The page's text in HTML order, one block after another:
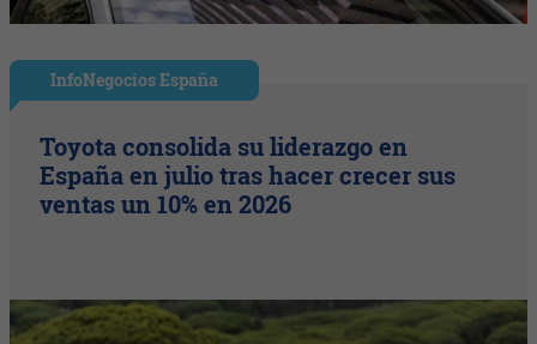
InfoNegocios España
Toyota consolida su liderazgo en
España en julio tras hacer crecer sus
ventas un 10% en 2026